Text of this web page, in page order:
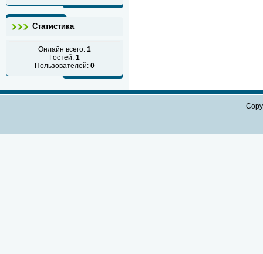
Статистика
Онлайн всего: 1
Гостей: 1
Пользователей: 0